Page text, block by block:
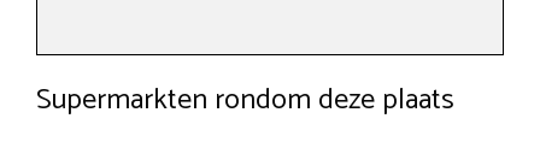
Supermarkten rondom deze plaats